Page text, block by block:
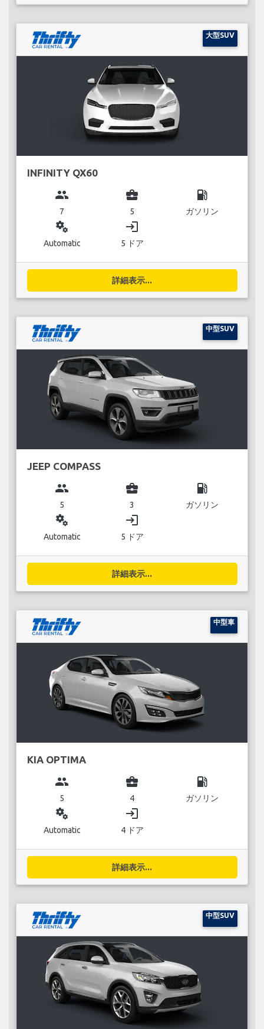
大型SUV
INFINITY QX60
group
7
business_center
5
local_gas_station
ガソリン
miscellaneous_services
Automatic
login
5 ドア
詳細表示...
中型SUV
JEEP COMPASS
group
5
business_center
3
local_gas_station
ガソリン
miscellaneous_services
Automatic
login
5 ドア
詳細表示...
中型車
KIA OPTIMA
group
5
business_center
4
local_gas_station
ガソリン
miscellaneous_services
Automatic
login
4 ドア
詳細表示...
中型SUV